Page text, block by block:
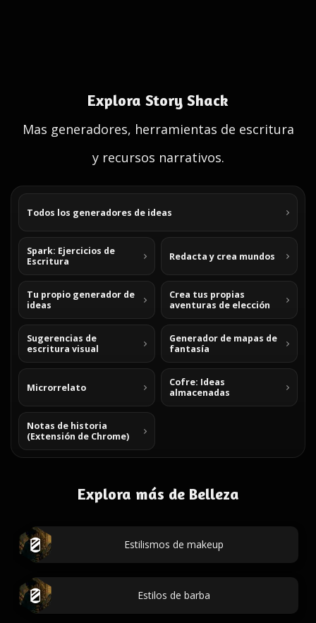
Explora Story Shack
Mas generadores, herramientas de escritura
y recursos narrativos.
Todos los generadores de ideas
Spark: Ejercicios de
Escritura
Redacta y crea mundos
Tu propio generador de
ideas
Crea tus propias
aventuras de elección
Sugerencias de
escritura visual
Generador de mapas de
fantasía
Microrrelato
Cofre: Ideas
almacenadas
Notas de historia
(Extensión de Chrome)
Explora más de Belleza
Estilismos de makeup
Estilos de barba